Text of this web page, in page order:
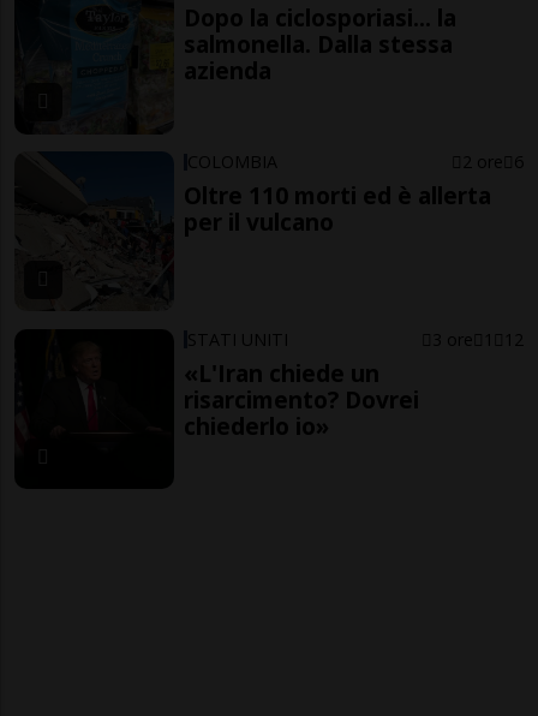
Dopo la ciclosporiasi... la
salmonella. Dalla stessa
azienda
COLOMBIA 2 ore 6
Oltre 110 morti ed è allerta
per il vulcano
STATI UNITI 3 ore 1 12
«L'Iran chiede un
risarcimento? Dovrei
chiederlo io»